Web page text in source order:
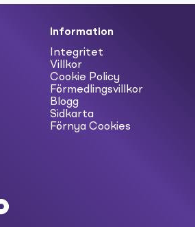
Information
Integritet
Villkor
Cookie Policy
Förmedlingsvillkor
Blogg
Sidkarta
Förnya Cookies